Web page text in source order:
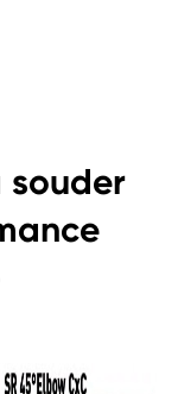
souder